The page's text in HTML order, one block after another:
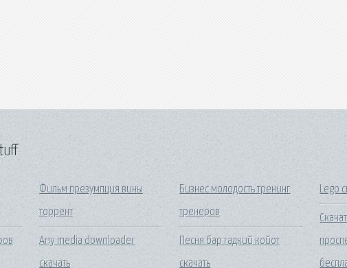
Фильм презумпция вины
торрент
Any media downloader
скачать
Бизнес молодость тренинг
тренеров
Песня бар гадкий койот
скачать
Lego